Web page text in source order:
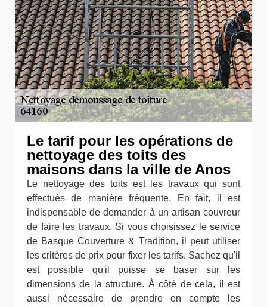
Le tarif pour les opérations de
nettoyage des toits des
maisons dans la ville de Anos
Le nettoyage des toits est les travaux qui sont
effectués de manière fréquente. En fait, il est
indispensable de demander à un artisan couvreur
de faire les travaux. Si vous choisissez le service
de Basque Couverture & Tradition, il peut utiliser
les critères de prix pour fixer les tarifs. Sachez qu'il
est possible qu'il puisse se baser sur les
dimensions de la structure. À côté de cela, il est
aussi nécessaire de prendre en compte les